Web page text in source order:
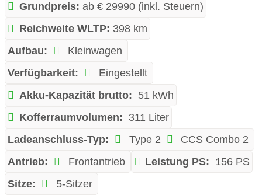
Grundpreis: ab € 29990 (inkl. Steuern)
Reichweite WLTP: 398 km
Aufbau:
Kleinwagen
Verfügbarkeit:
Eingestellt
Akku-Kapazität brutto: 51 kWh
Kofferraumvolumen: 311 Liter
Ladeanschluss-Typ:
Type 2
CCS Combo 2
Antrieb:
Frontantrieb Leistung PS: 156 PS
Sitze:
5-Sitzer